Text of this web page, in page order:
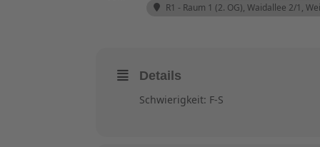
R1 - Raum 1 (2. OG), Waidallee 2/1,
Details
Schwierigkeit: F-S